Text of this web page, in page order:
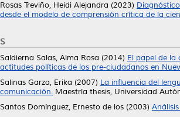
Rosas Treviño, Heidi Alejandra (2023)
desde el modelo de comprensión crítica de la
S
Saldierna Salas, Alma Rosa (2014) El papel de
actitudes políticas de los pre-ciudadanos en
Salinas Garza, Erika (2007) La influencia del
comunicación. Maestría thesis, Universidad
Santos Domínguez, Ernesto de los (2003)